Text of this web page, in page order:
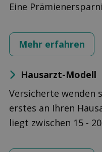
Eine
Mehr erfahren
Hausarzt-Modell
Versicherte wenden
erstes an Ihren
liegt zwischen 15 -